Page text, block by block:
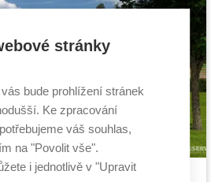
dům Axor
stránky
bude prohlížení stránek
Ke zpracování
váš souhlas,
na "Povolit vše".
i jednotlivě v "Upravit